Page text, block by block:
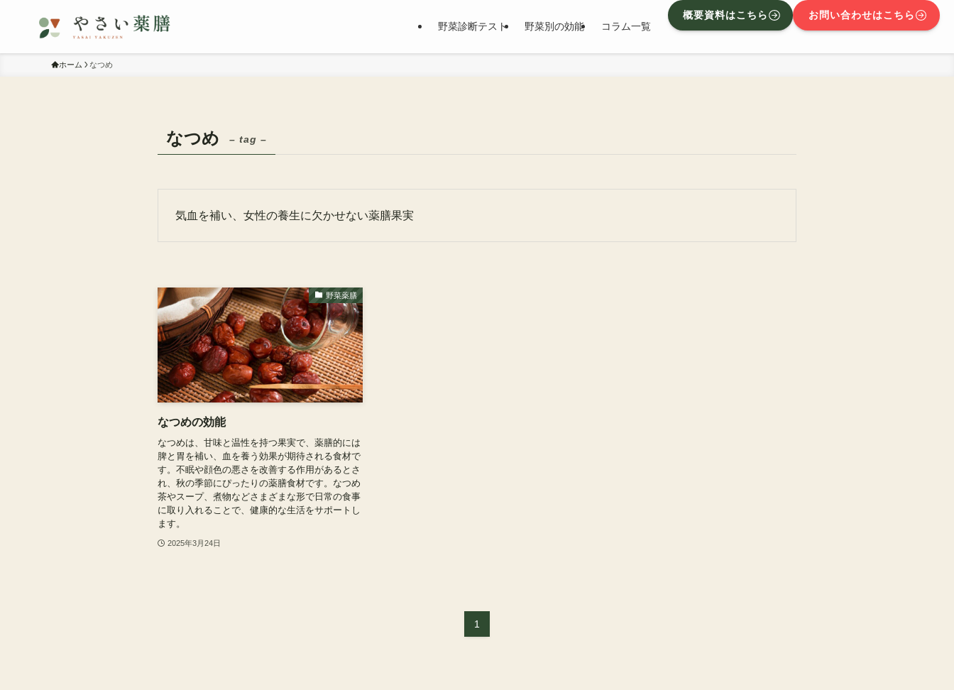
野菜診断テスト 野菜別の効能 コラム一覧
概要資料はこちら お問い合わせはこちら
ホーム なつめ
なつめ – tag –
気血を補い、女性の養生に欠かせない薬膳果実
野菜薬膳
なつめの効能
なつめは、甘味と温性を持つ果実で、薬膳的には
脾と胃を補い、血を養う効果が期待される食材で
す。不眠や顔色の悪さを改善する作用があるとさ
れ、秋の季節にぴったりの薬膳食材です。なつめ
茶やスープ、煮物などさまざまな形で日常の食事
に取り入れることで、健康的な生活をサポートし
ます。
2025年3月24日
1